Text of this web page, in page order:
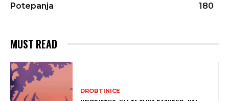
Potepanja
180
MUST READ
DROBTINICE